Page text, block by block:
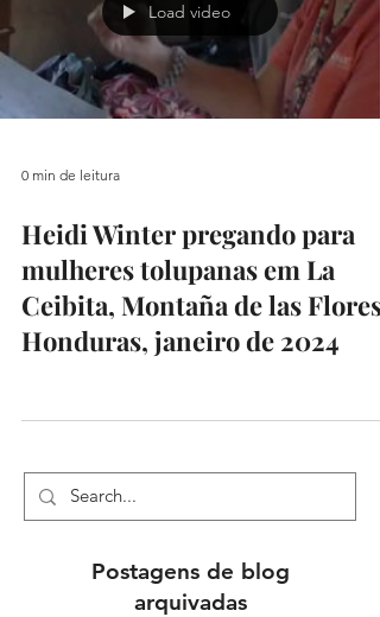
Load video
0 min de leitura
Heidi Winter pregando para
mulheres tolupanas em La
Ceibita, Montaña de las Flores,
Honduras, janeiro de 2024
Postagens de blog
arquivadas